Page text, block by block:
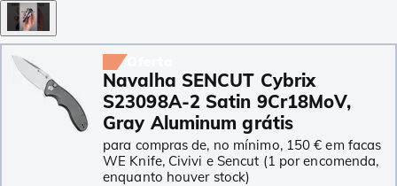
Navalha SENCUT Cybrix
S23098A-2 Satin 9Cr18MoV,
Gray Aluminum grátis
para compras de, no mínimo, 150 € em facas
WE Knife, Civivi e Sencut (1 por encomenda,
enquanto houver stock)